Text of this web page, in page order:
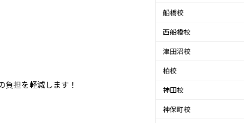
担を軽減します！
船橋校
西船橋校
津田沼校
柏校
神田校
神保町校